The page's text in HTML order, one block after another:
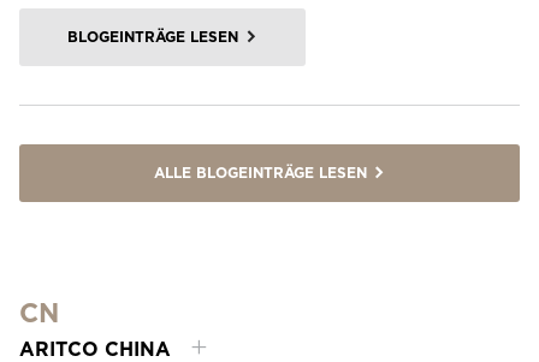
BLOGEINTRÄGE LESEN
ALLE BLOGEINTRÄGE LESEN
CN
ARITCO CHINA